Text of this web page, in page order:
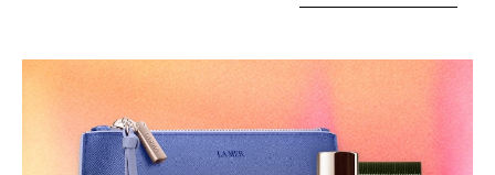
الأحذية الرجالية
جميع الإكسسورات الرجالية